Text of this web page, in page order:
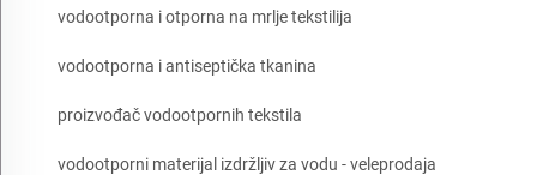
vodootporna i otporna na mrlje tekstilija
vodootporna i antiseptička tkanina
proizvođač vodootpornih tekstila
vodootporni materijal izdržljiv za vodu - veleprodaja